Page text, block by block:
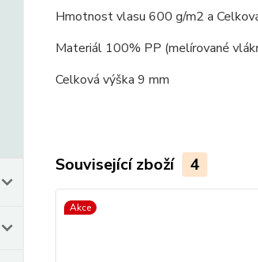
Hmotnost vlasu 600 g/m2 a
Materiál 100% PP (melírované
Celková výška 9 mm
Související zboží 4
Akce